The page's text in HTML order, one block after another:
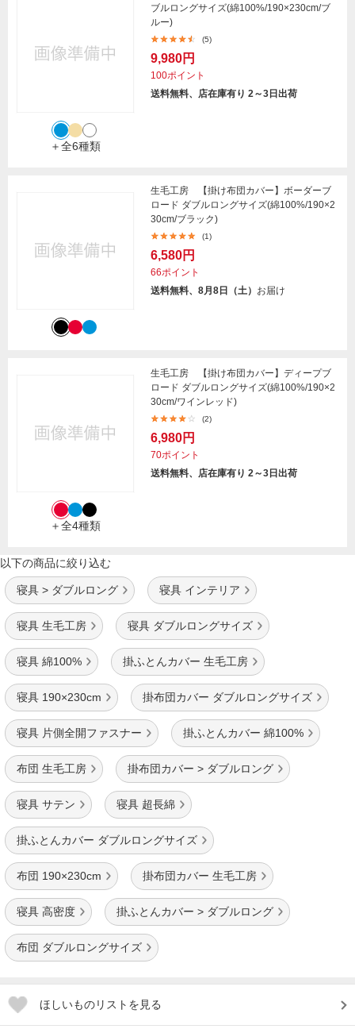
＋全6種類
ブルロングサイズ(綿100%/190×230cm/ブ
ルー)
(5)
9,980円
100ポイント
送料無料、店在庫有り 2～3日出荷
生毛工房 【掛け布団カバー】ボーダーブ
ロード ダブルロングサイズ(綿100%/190×2
30cm/ブラック)
(1)
6,580円
66ポイント
送料無料、8月8日（土） お届け
＋全4種類
生毛工房 【掛け布団カバー】ディープブ
ロード ダブルロングサイズ(綿100%/190×2
30cm/ワインレッド)
(2)
6,980円
70ポイント
送料無料、店在庫有り 2～3日出荷
以下の商品に絞り込む
寝具 > ダブルロング 寝具 インテリア
寝具 生毛工房 寝具 ダブルロングサイズ
寝具 綿100% 掛ふとんカバー 生毛工房
寝具 190×230cm 掛布団カバー ダブルロングサイズ
寝具 片側全開ファスナー 掛ふとんカバー 綿100%
布団 生毛工房 掛布団カバー > ダブルロング
寝具 サテン 寝具 超長綿
掛ふとんカバー ダブルロングサイズ
布団 190×230cm 掛布団カバー 生毛工房
寝具 高密度 掛ふとんカバー > ダブルロング
布団 ダブルロングサイズ
ほしいものリストを見る